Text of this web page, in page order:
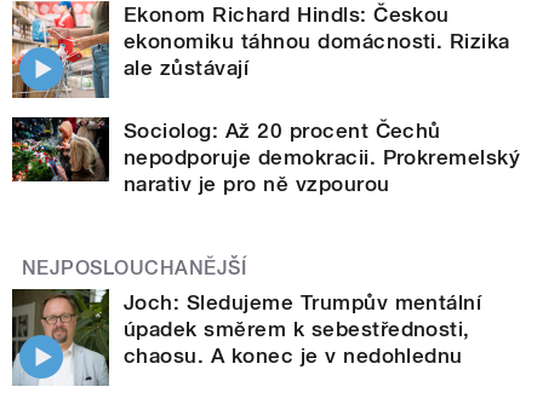
Ekonom Richard Hindls: Českou
ekonomiku táhnou domácnosti. Rizika
ale zůstávají
Sociolog: Až 20 procent Čechů
nepodporuje demokracii. Prokremelský
narativ je pro ně vzpourou
NEJPOSLOUCHANĚJŠÍ
Joch: Sledujeme Trumpův mentální
úpadek směrem k sebestřednosti,
chaosu. A konec je v nedohlednu